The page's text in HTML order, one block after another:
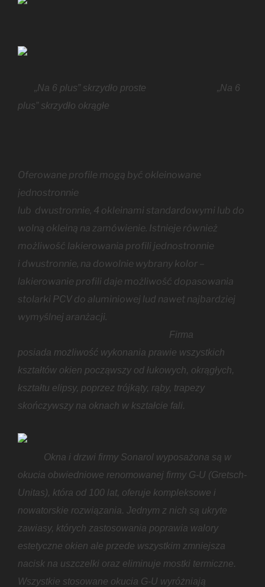
„Na 6 plus” skrzydło proste „Na 6
plus” skrzydło okrągłe
Oferowane profile mogą być okleinowane
jednostronnie
lub dwustronnie, 4 okleinami standardowymi lub do
wolną okleiną na zamówienie. Istnieje również
możliwość lakierowania profili jednostronnie
i dwustronnie, na dowolnie wybrany kolor –
lakierowanie profili daje możliwość dopasowania
stolarki PCV do aluminiowej lud nawet najbardziej
wymyślnej aranżacji.
Firma
posiada możliwość wykonania prawie wszystkich
kształtów okien począwszy od łukowych, okrągłych,
kształtu elipsy, poprzez trójkąty, rąby, trapezy
skończywszy na oknach w kształcie fali.
Okna i drzwi firmy Sonarol wyposażona są w
okucia obwiedniowe renomowanej firmy G-U (Gretsch-
Unitas), która od 100 lat, oferuje kompleksowe i
nowatorskie rozwiązania. Jednym z nich są ukryte
zawiasy, których zastosowania poprawia walory
estetyczne okien ale przede wszystkim zmniejsza
nacisk na uszczelki oraz eliminuje mostki termiczne.
Wszystkie stosowane okucia G-U wyróżniają